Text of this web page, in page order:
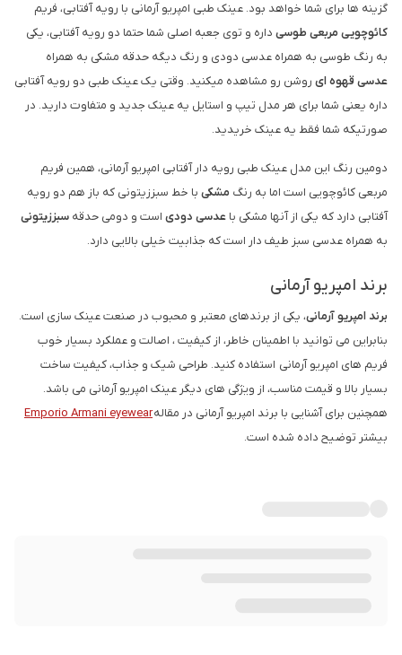
گزینه ها برای شما خواهد بود. عینک طبی امپریو آرمانی با رویه آفتابی، فریم
کائوچویی مربعی طوسی داره و توی جعبه اصلی شما حتما دو رویه آفتابی، یکی
به رنگ طوسی به همراه عدسی دودی و رنگ دیگه حدقه مشکی به همراه
عدسی قهوه ای روشن رو مشاهده میکنید. وقتی یک عینک طبی دو رویه آفتابی
داره یعنی شما برای هر مدل تیپ و استایل یه عینک جدید و متفاوت دارید. در
صورتیکه شما فقط یه عینک خریدید.
دومین رنگ این مدل عینک طبی رویه دار آفتابی امپریو آرمانی، همین فریم
مربعی کائوچویی است اما به رنگ مشکی با خط سبززیتونی که باز هم دو رویه
آفتابی دارد که یکی از آنها مشکی با عدسی دودی است و دومی حدقه سبززیتونی
به همراه عدسی سبز طیف دار است که جذابیت خیلی بالایی دارد.
برند امپریو آرمانی
برند امپریو آرمانی، یکی از برندهای معتبر و محبوب در صنعت عینک سازی است.
بنابراین می توانید با اطمینان خاطر، از کیفیت ، اصالت و عملکرد بسیار خوب
فریم های امپریو آرمانی استفاده کنید. طراحی شیک و جذاب، کیفیت ساخت
بسیار بالا و قیمت مناسب، از ویژگی های دیگر عینک امپریو آرمانی می باشد.
همچنین برای آشنایی با برند امپریو آرمانی در مقالهEmporio Armani eyewear
بیشتر توضیح داده شده است.